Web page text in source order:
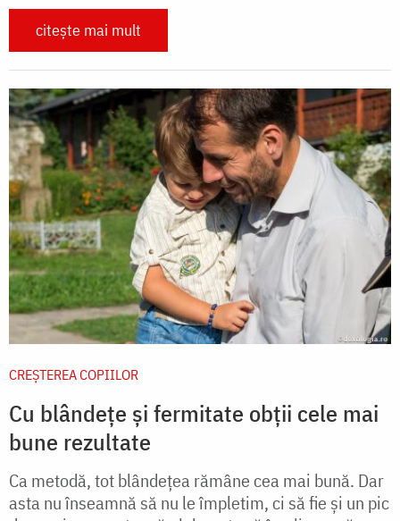
citește mai mult
CREŞTEREA COPIILOR
Cu blândețe și fermitate obții cele mai
bune rezultate
Ca metodă, tot blândeţea rămâne cea mai bună. Dar
asta nu înseamnă să nu le împletim, ci să fie şi un pic